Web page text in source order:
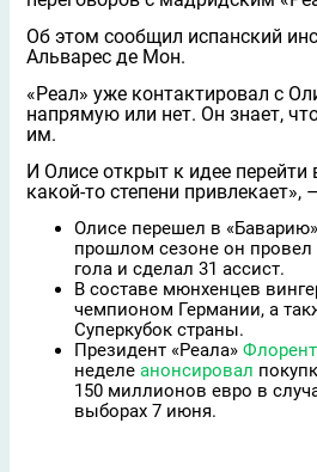
Об этом сообщил испанский
Альварес де Мон.
«Реал» уже контактировал с
напрямую или нет. Он знает,
им.
И Олисе открыт к идее перейти
какой-то степени привлекает»,
Олисе перешeл в
прошлом сезоне он провeл
гола и сделал 31 ассист.
В составе мюнхенцев
чемпионом Германии, а
Суперкубок страны.
Президент «Реала»
неделе анонсировал
150 миллионов евро в
выборах 7 июня.